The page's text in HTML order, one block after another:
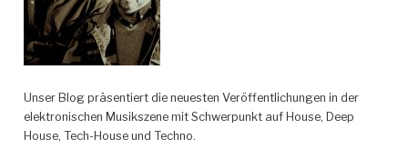
Unser Blog präsentiert die neuesten Veröffentlichungen in der
elektronischen Musikszene mit Schwerpunkt auf House, Deep
House, Tech-House und Techno.